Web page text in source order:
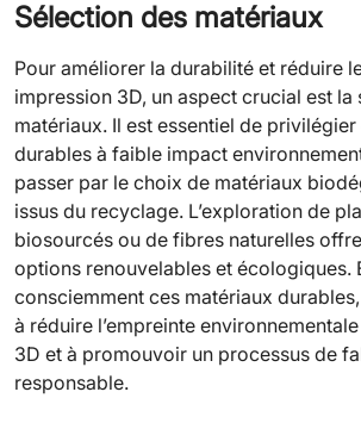
Sélection des matériaux
Pour améliorer la durabilité et réduire
impression 3D, un aspect crucial est la
matériaux. Il est essentiel de
durables à faible impact
passer par le choix de matériaux
issus du recyclage. L’exploration de
biosourcés ou de fibres naturelles
options renouvelables et écologiques.
consciemment ces matériaux
à réduire l’empreinte
3D et à promouvoir un processus de
responsable.